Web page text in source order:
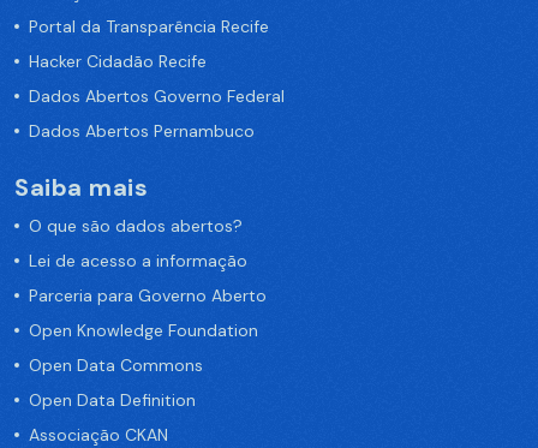
Portal da Transparência Recife
Hacker Cidadão Recife
Dados Abertos Governo Federal
Dados Abertos Pernambuco
Saiba mais
O que são dados abertos?
Lei de acesso a informação
Parceria para Governo Aberto
Open Knowledge Foundation
Open Data Commons
Open Data Definition
Associação CKAN